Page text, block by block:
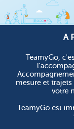
A
TeamyGo,
mesure et
votre
TeamyGo est